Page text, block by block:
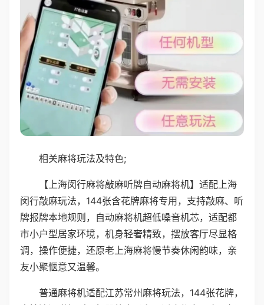
相关麻将玩法及特色;
【上海闵行麻将敲麻听牌自动麻将机】适配上海
闵行敲麻玩法，144张含花牌麻将专用，支持敲麻、听
牌报牌本地规则，自动麻将机超低噪音机芯，适配都
市小户型居家环境，机身轻奢精致，摆放客厅尽显格
调，操作便捷，还原老上海麻将慢节奏休闲韵味，亲
友小聚惬意又温馨。
普通麻将机适配江苏常州麻将玩法，144张花牌，